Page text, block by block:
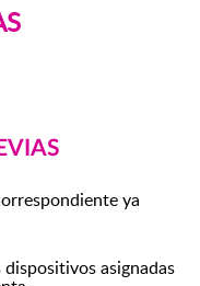
ya
asignadas